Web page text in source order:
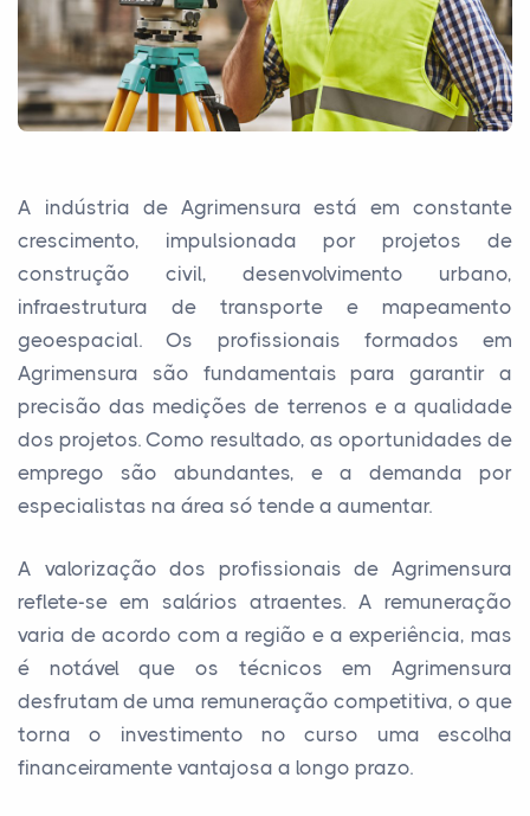
A indústria de Agrimensura está em constante
crescimento, impulsionada por projetos de
construção civil, desenvolvimento urbano,
infraestrutura de transporte e mapeamento
geoespacial. Os profissionais formados em
Agrimensura são fundamentais para garantir a
precisão das medições de terrenos e a qualidade
dos projetos. Como resultado, as oportunidades de
emprego são abundantes, e a demanda por
especialistas na área só tende a aumentar.
A valorização dos profissionais de Agrimensura
reflete-se em salários atraentes. A remuneração
varia de acordo com a região e a experiência, mas
é notável que os técnicos em Agrimensura
desfrutam de uma remuneração competitiva, o que
torna o investimento no curso uma escolha
financeiramente vantajosa a longo prazo.